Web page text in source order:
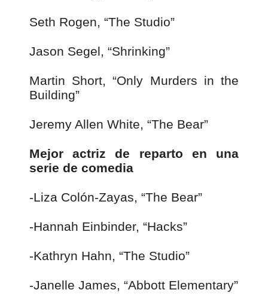
Seth Rogen, “The Studio”
Jason Segel, “Shrinking”
Martin Short, “Only Murders in the
Building”
Jeremy Allen White, “The Bear”
Mejor actriz de reparto en una
serie de comedia
-Liza Colón-Zayas, “The Bear”
-Hannah Einbinder, “Hacks”
-Kathryn Hahn, “The Studio”
-Janelle James, “Abbott Elementary”